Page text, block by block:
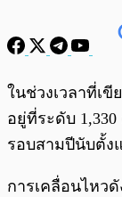
พร้อมเล่น
ในช่วงเวลาที่เ
อยู่ที่ระดับ
รอบสามปีนับตั้ง
การเคลื่อนไหว